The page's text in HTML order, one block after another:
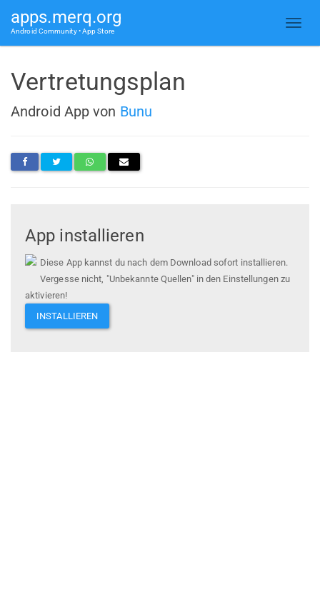
apps.merq.org
Android Community • App Store
Vertretungsplan
Android App von Bunu
App installieren
Diese App kannst du nach dem Download sofort installieren.
Vergesse nicht, "Unbekannte Quellen" in den Einstellungen zu
aktivieren!
INSTALLIEREN